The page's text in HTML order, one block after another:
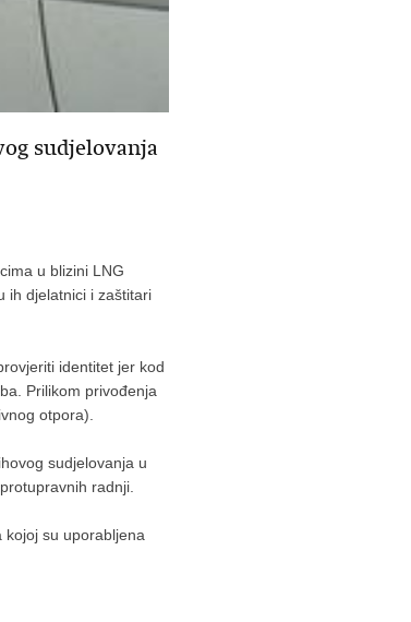
sudjelovanja
u blizini LNG
ih djelatnici i zaštitari
identitet jer kod
Prilikom privođenja
otpora).
sudjelovanja u
radnji.
su uporabljena